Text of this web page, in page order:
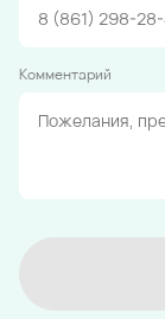
Комментарий